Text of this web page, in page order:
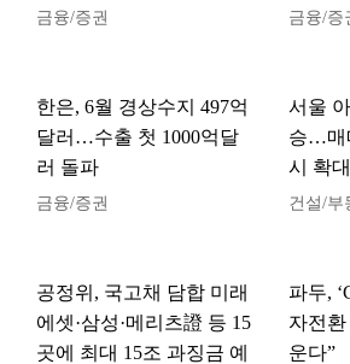
금융/증권 금융/증
한은, 6월 경상수지 497억
달러…수출 첫 1000억달
러 돌파
금융/증권
서울
승…매
시 확대
건설/부
공정위, 국고채 담합 미래
에셋·삼성·메리츠證 등 15
곳에 최대 15조 과징금 예
파두,
자전환
운다”